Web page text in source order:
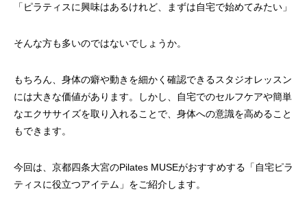
「ピラティスに興味はあるけれど、まずは自宅で始めてみたい」
そんな方も多いのではないでしょうか。
もちろん、身体の癖や動きを細かく確認できるスタジオレッスン
には大きな価値があります。しかし、自宅でのセルフケアや簡単
なエクササイズを取り入れることで、身体への意識を高めること
もできます。
今回は、京都四条大宮のPilates MUSEがおすすめする「自宅ピラ
ティスに役立つアイテム」をご紹介します。